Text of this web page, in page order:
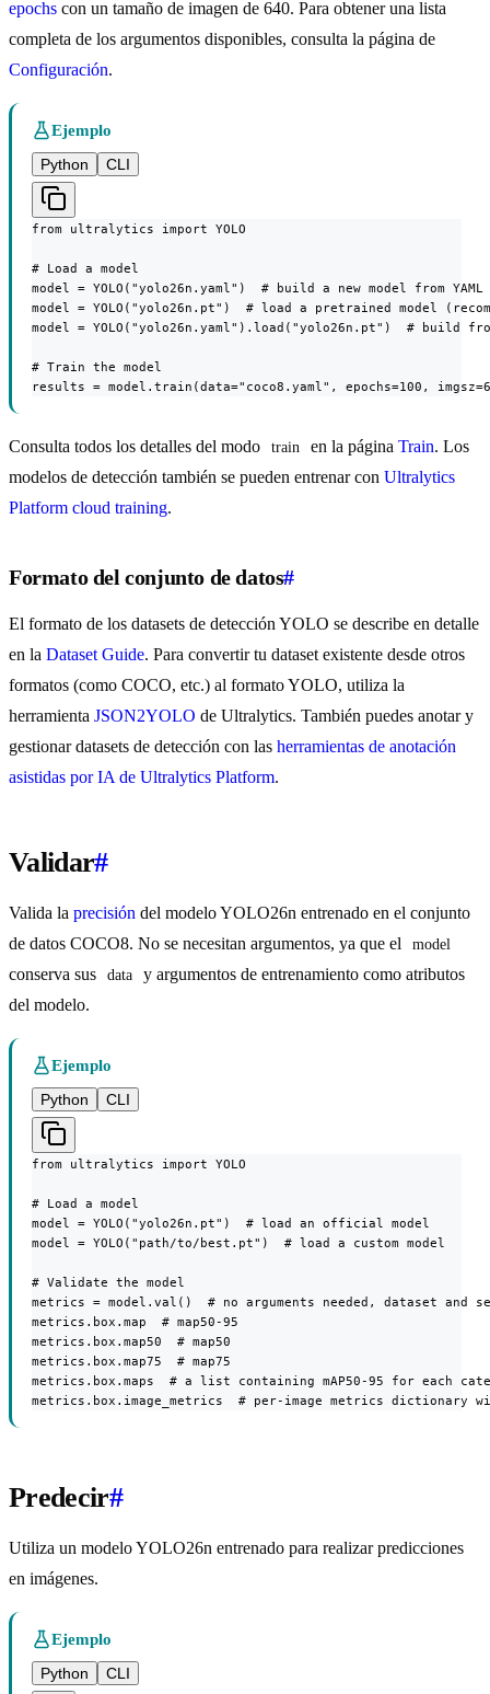
epochs con un tamaño de imagen de 640. Para obtener una lista
completa de los argumentos disponibles, consulta la página de
Configuración.
Ejemplo
Python
CLI
from ultralytics import YOLO
# Load a model
model = YOLO("yolo26n.yaml")  # build a new model from YAML
model = YOLO("yolo26n.pt")  # load a pretrained model
model = YOLO("yolo26n.yaml").load("yolo26n.pt")  # build
# Train the model
results = model.train(data="coco8.yaml", epochs=100,
Consulta todos los detalles del modo train en la página Train. Los
modelos de detección también se pueden entrenar con Ultralytics
Platform cloud training.
Formato del conjunto de datos#
El formato de los datasets de detección YOLO se describe en detalle
en la Dataset Guide. Para convertir tu dataset existente desde otros
formatos (como COCO, etc.) al formato YOLO, utiliza la
herramienta JSON2YOLO de Ultralytics. También puedes anotar y
gestionar datasets de detección con las herramientas de anotación
asistidas por IA de Ultralytics Platform.
Validar#
Valida la precisión del modelo YOLO26n entrenado en el conjunto
de datos COCO8. No se necesitan argumentos, ya que el
model
conserva sus data
y argumentos de entrenamiento como atributos
del modelo.
Ejemplo
Python
CLI
from ultralytics import YOLO
# Load a model
model = YOLO("yolo26n.pt")  # load an official model
model = YOLO("path/to/best.pt")  # load a custom model
# Validate the model
metrics = model.val()  # no arguments needed, dataset and
metrics.box.map  # map50-95
metrics.box.map50  # map50
metrics.box.map75  # map75
metrics.box.maps  # a list containing mAP50-95 for each
metrics.box.image_metrics  # per-image metrics dictionary
Predecir#
Utiliza un modelo YOLO26n entrenado para realizar predicciones
en imágenes.
Ejemplo
Python
CLI